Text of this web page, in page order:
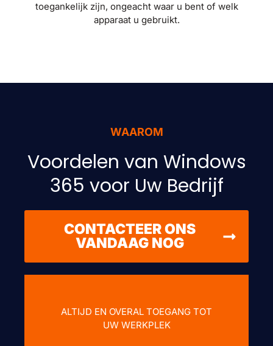
toegankelijk zijn, ongeacht waar u bent of welk
apparaat u gebruikt.
WAAROM
Voordelen van Windows
365 voor Uw Bedrijf
CONTACTEER ONS
VANDAAG NOG
ALTIJD EN OVERAL TOEGANG TOT
UW WERKPLEK